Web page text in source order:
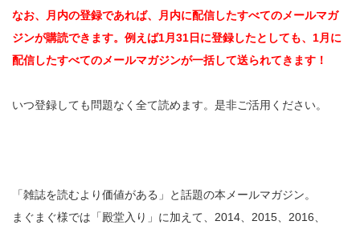
なお、月内の登録であれば、月内に配信したすべてのメールマガ
ジンが購読できます。例えば1月31日に登録したとしても、1月に
配信したすべてのメールマガジンが一括して送られてきます！
いつ登録しても問題なく全て読めます。是非ご活用ください。
「雑誌を読むより価値がある」と話題の本メールマガジン。
まぐまぐ様では「殿堂入り」に加えて、2014、2015、2016、